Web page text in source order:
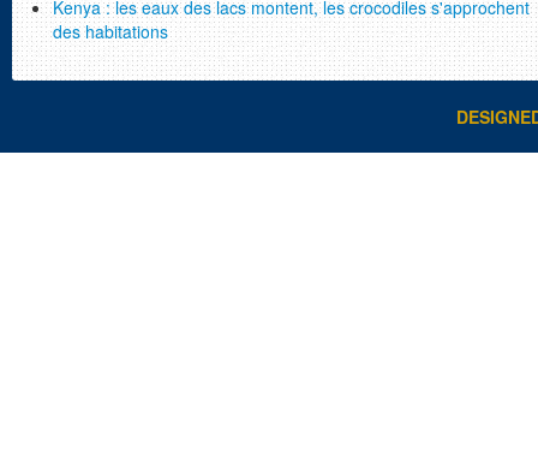
Kenya : les eaux des lacs montent, les crocodiles s'approchent
des habitations